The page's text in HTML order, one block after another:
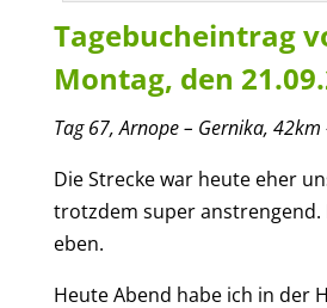
Tagebucheintrag
Montag, den
Tag67,Arnope – Gernika, 42km
Die Streckewar heute eher
trotzdem super anstrengend.
eben.
Heute Abend habe ich in der